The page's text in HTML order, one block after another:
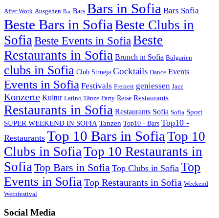
After Work Ausgehen Bar Bars Bars in Sofia Bars Sofia
Beste Bars in Sofia Beste Clubs in
SofiaBeste Events in SofiaBeste
Restaurants in Sofia Brunch in Sofia Bulgarien
clubs in Sofia Club Stroeja Cocktails Dance Events
Events in Sofia Festivals Freizeit geniessen Jazz
Konzerte Kultur Latino Tänze Party Reise Restaurants
Restaurants in Sofia Restaurants Sofia Sofia Sport
SUPER WEEKEND IN SOFIA Tanzen Top10 - Bars Top10 -
Restaurants Top 10 Bars in Sofia Top 10
Clubs in SofiaTop 10 Restaurants in
SofiaTop Bars in Sofia Top Clubs in Sofia Top
Events in SofiaTop Restaurants in Sofia Weekend
Weinfestival
Social Media